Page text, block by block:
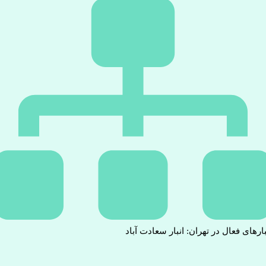
فعال در تهران: انبار سعادت آباد